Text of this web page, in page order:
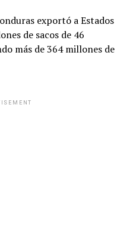
exportó a Estados
de sacos de 46
más de 364 millones de